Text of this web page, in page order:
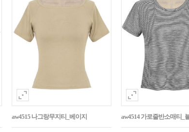
aw4515 나그랑무지티_베이지 aw4514 가로줄반소매티_